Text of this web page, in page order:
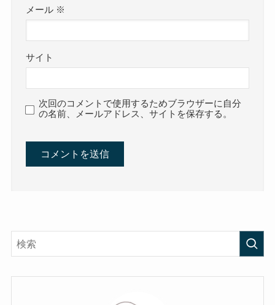
メール ※
サイト
次回のコメントで使用するためブラウザーに自分
の名前、メールアドレス、サイトを保存する。